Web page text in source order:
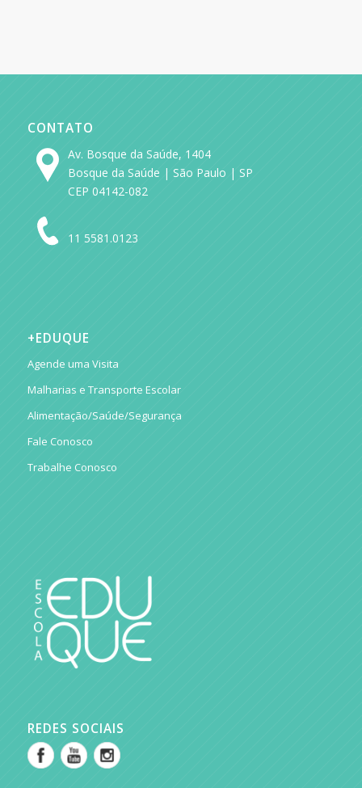
CONTATO
Av. Bosque da Saúde, 1404
Bosque da Saúde | São Paulo | SP
CEP 04142-082
11 5581.0123
+EDUQUE
Agende uma Visita
Malharias e Transporte Escolar
Alimentação/Saúde/Segurança
Fale Conosco
Trabalhe Conosco
REDES SOCIAIS